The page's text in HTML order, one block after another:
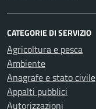
CATEGORIE DI SERVIZIO
Agricoltura e pesca
Ambiente
Anagrafe e stato civile
Appalti pubblici
Autorizzazioni